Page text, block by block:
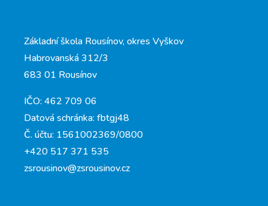
Základní škola Rousínov, okres Vyškov
Habrovanská 312/3
683 01 Rousínov
IČO: 462 709 06
Datová schránka: fbtgj48
Č. účtu: 1561002369/0800
+420 517 371 535
zsrousinov@zsrousinov.cz